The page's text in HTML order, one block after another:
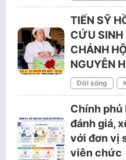
TIẾN SỸ
CỨU SINH
CHÁNH
NGUYỄN
Đời sống
Chính phủ
đánh giá,
với đơn vị
viên chức